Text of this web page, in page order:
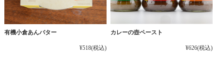
有機小倉あんバター
¥518(税込)
カレーの壺ペースト
¥626(税込)